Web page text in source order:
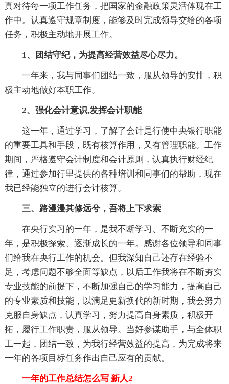
真对待每一项工作任务，把国家的金融政策灵活体现在工
作中。认真遵守规章制度，能够及时完成领导交给的各项
任务，积极主动地开展工作。
1、团结守纪，为提高经营效益尽心尽力。
一年来，我与同事们团结一致，服从领导的安排，积
极主动地做好本职工作。
2、强化会计意识,发挥会计职能
这一年，通过学习，了解了会计是行使中央银行职能
的重要工具和手段，既有核算作用，又有管理职能。工作
期间，严格遵守会计制度和会计原则，认真执行财经纪
律，通过参加行里提供的各种培训和同事们的帮助，现在
我已经能独立的进行会计核算。
三、路漫漫其修远兮，吾将上下求索
在央行实习的一年，是我不断学习、不断充实的一
年，是积极探索、逐渐成长的一年。感谢各位领导和同事
们给我在央行工作的机会。但我深知自己还存在经验不
足，考虑问题不够全面等缺点，以后工作我将在不断夯实
专业技能的前提下，不断加强自己的学习能力，提高自己
的专业素质和技能，以满足更新换代的新时期，我会努力
克服自身缺点，认真学习，努力提高自身素质，积极开
拓，履行工作职责，服从领导。当好参谋助手，与全体职
工一起，团结一致，为我行经营效益的提高，为完成将来
一年的各项目标任务作出自己应有的贡献。
一年的工作总结怎么写 新人2